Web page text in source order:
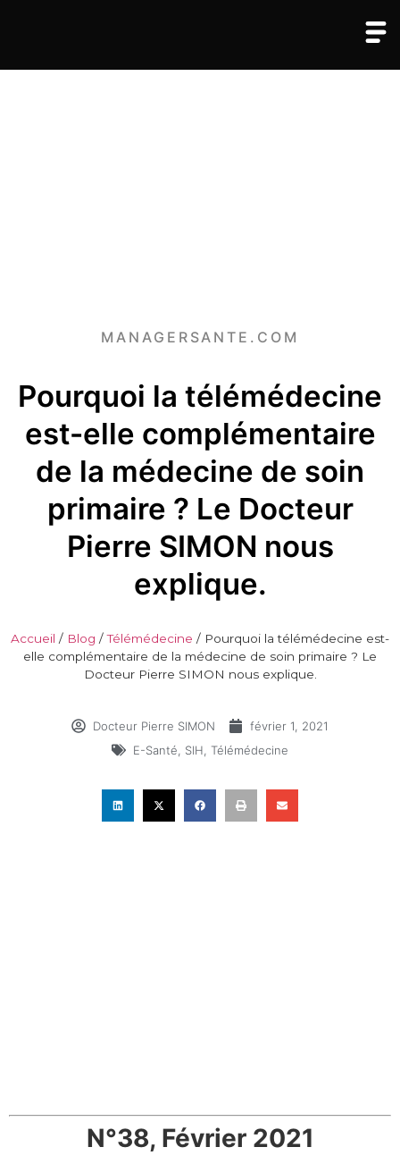
MANAGERSANTE.COM
Pourquoi la télémédecine
est-elle complémentaire
de la médecine de soin
primaire ? Le Docteur
Pierre SIMON nous
explique.
Accueil / Blog /Télémédecine / Pourquoi la télémédecine est-
elle complémentaire de la médecine de soin primaire ? Le
Docteur Pierre SIMON nous explique.
Docteur Pierre SIMON
février 1, 2021
E-Santé
SIH Télémédecine
N°38, Février 2021